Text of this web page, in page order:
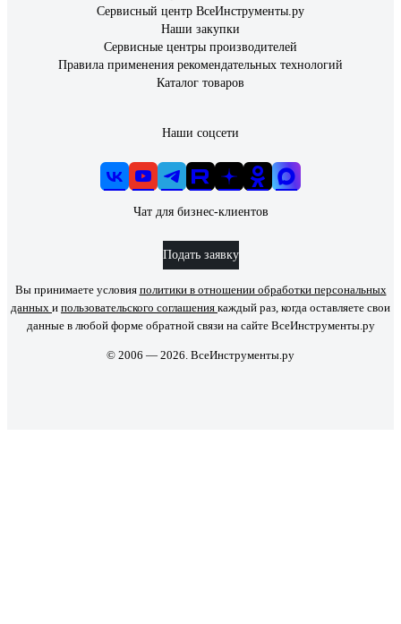
Сервисный центр ВсеИнструменты.ру
Наши закупки
Сервисные центры производителей
Правила применения рекомендательных технологий
Каталог товаров
Наши соцсети
Чат для бизнес-клиентов
Подать заявку
Вы принимаете условия политики в отношении обработки персональных
данных и пользовательского соглашения каждый раз, когда оставляете свои
данные в любой форме обратной связи на сайте ВсеИнструменты.ру
© 2006 — 2026. ВсеИнструменты.ру